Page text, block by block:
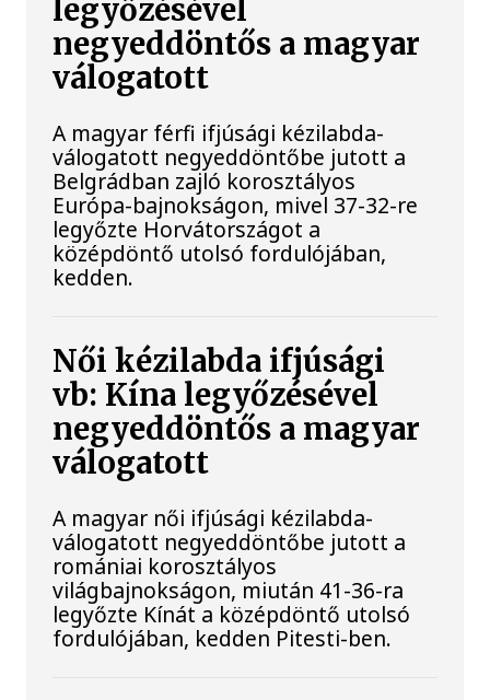
legyőzésével
negyeddöntős a magyar
válogatott
A magyar férfi ifjúsági kézilabda-
válogatott negyeddöntőbe jutott a
Belgrádban zajló korosztályos
Európa-bajnokságon, mivel 37-32-re
legyőzte Horvátországot a
középdöntő utolsó fordulójában,
kedden.
Női kézilabda ifjúsági
vb: Kína legyőzésével
negyeddöntős a magyar
válogatott
A magyar női ifjúsági kézilabda-
válogatott negyeddöntőbe jutott a
romániai korosztályos
világbajnokságon, miután 41-36-ra
legyőzte Kínát a középdöntő utolsó
fordulójában, kedden Pitesti-ben.